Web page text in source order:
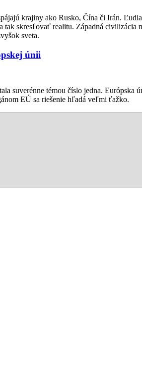
krajiny ako Rusko, Čína či Irán.
skresľovať realitu. Západná civilizácia
sveta.
únii
suverénne témou číslo jedna.
EÚ sa riešenie hľadá veľmi ťažko.